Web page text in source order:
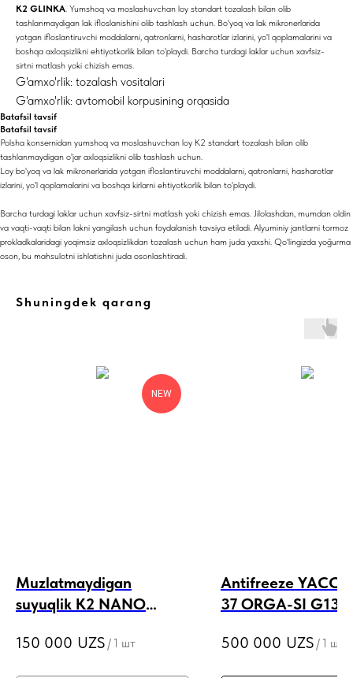
K2 GLINKA. Yumshoq va moslashuvchan loy standart tozalash bilan olib
tashlanmaydigan lak ifloslanishini olib tashlash uchun. Bo'yoq va lak mikronerlarida
yotgan ifloslantiruvchi moddalarni, qatronlarni, hasharotlar izlarini, yo'l qoplamalarini va
boshqa axloqsizlikni ehtiyotkorlik bilan to'playdi. Barcha turdagi laklar uchun xavfsiz-
sirtni matlash yoki chizish emas.
G'amxo'rlik: tozalash vositalari
G'amxo'rlik: avtomobil korpusining orqasida
Batafsil tavsif
Batafsil tavsif
Polsha konsernidan yumshoq va moslashuvchan loy K2 standart tozalash bilan olib
tashlanmaydigan o'jar axloqsizlikni olib tashlash uchun.
Loy bo'yoq va lak mikronerlarida yotgan ifloslantiruvchi moddalarni, qatronlarni, hasharotlar
izlarini, yo'l qoplamalarini va boshqa kirlarni ehtiyotkorlik bilan to'playdi.
Barcha turdagi laklar uchun xavfsiz-sirtni matlash yoki chizish emas. Jilolashdan, mumdan oldin
va vaqti-vaqti bilan lakni yangilash uchun foydalanish tavsiya etiladi. Alyuminiy jantlarni tormoz
prokladkalaridagi yoqimsiz axloqsizlikdan tozalash uchun ham juda yaxshi. Qo'lingizda yoğurma
oson, bu mahsulotni ishlatishni juda osonlashtiradi.
Shuningdek qarang
NEW
Muzlatmaydigan
suyuqlik K2 NANO
150 000 UZS / 1 шт
Antifreeze
37 ORGA-SI G13
500 000 UZS / 1 шт